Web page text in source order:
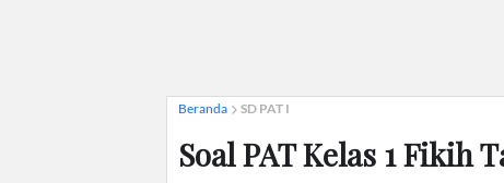
Beranda SD PAT I
Soal PAT Kelas 1 Fikih